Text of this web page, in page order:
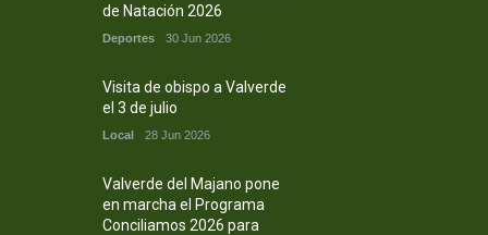
de Natación 2026
Deportes 30 Jun 2026
Visita de obispo a Valverde
el 3 de julio
Local 28 Jun 2026
Valverde del Majano pone
en marcha el Programa
Conciliamos 2026 para